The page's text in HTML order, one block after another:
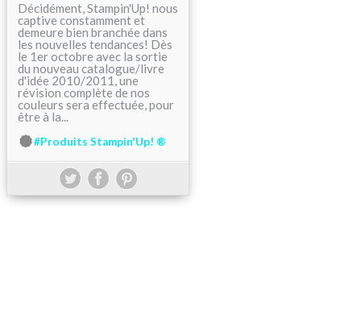
Décidément, Stampin'Up! nous
captive constamment et
demeure bien branchée dans
les nouvelles tendances! Dès
le 1er octobre avec la sortie
du nouveau catalogue/livre
d'idée 2010/2011, une
révision complète de nos
couleurs sera effectuée, pour
être à la...
#Produits Stampin'Up! ®